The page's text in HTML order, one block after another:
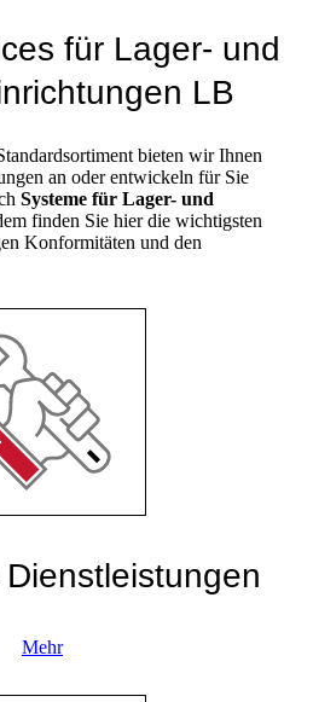
für Lager- und
LB
bieten wir Ihnen
an oder entwickeln für Sie
Systeme für Lager- und
finden Sie hier die wichtigsten
Konformitäten und den
Mehr